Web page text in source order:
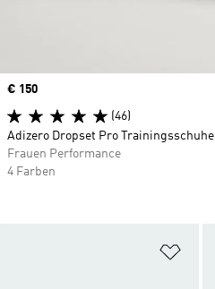
Price
€ 150
(46)
Adizero Dropset Pro Trainingsschuhe
Frauen Performance
4 Farben